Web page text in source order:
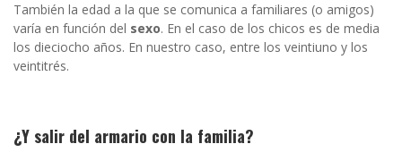
También la edad a la que se comunica a familiares (o amigos)
varía en función del sexo. En el caso de los chicos es de media
los dieciocho años. En nuestro caso, entre los veintiuno y los
veintitrés.
¿Y salir del armario con la familia?